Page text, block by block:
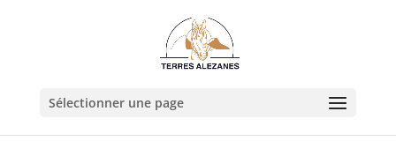
Sélectionner une page